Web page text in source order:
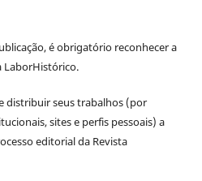
é obrigatório reconhecer a
LaborHistórico.
distribuir seus trabalhos (por
sites e perfis pessoais) a
editorial da Revista